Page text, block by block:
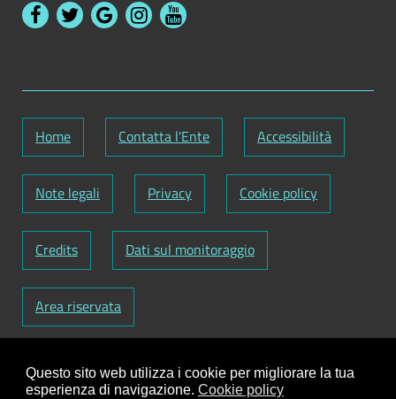
Questo sito web utilizza i cookie per migliorare la tua
esperienza di navigazione. Cookie policy
Home Contatta l'Ente Accessibilità
Note legali Privacy Cookie policy
Credits Dati sul monitoraggio
Area riservata
Codice Fiscale: 82000090751-Partita IVA:
01129720759-Codice Fatturazione elettronica: